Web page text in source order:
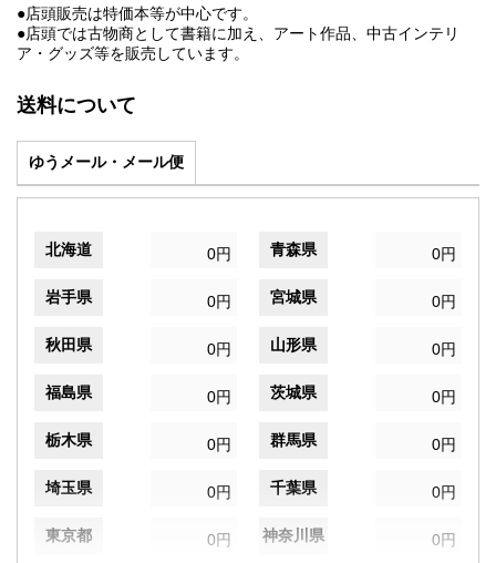
●店頭販売は特価本等が中心です。
●店頭では古物商として書籍に加え、アート作品、中古インテリ
ア・グッズ等を販売しています。
送料について
ゆうメール・メール便
北海道 0円 青森県 0円
岩手県 0円 宮城県 0円
秋田県 0円 山形県 0円
福島県 0円 茨城県 0円
栃木県 0円 群馬県 0円
埼玉県 0円 千葉県 0円
東京都 0円 神奈川県 0円